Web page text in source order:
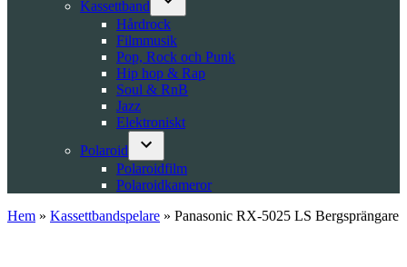
dropdown
menu
Kassettband
Open
dropdown
menu
Hårdrock
Filmmusik
Pop, Rock och Punk
Hip hop & Rap
Soul & RnB
Jazz
Elektroniskt
Polaroid
Open
dropdown
menu
Polaroidfilm
Polaroidkameror
Hem » Kassettbandspelare » Panasonic RX-5025 LS Bergsprängare